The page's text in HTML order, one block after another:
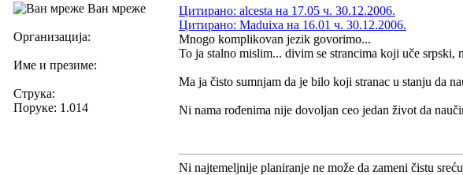
Ван мреже
Организација:
Име и презиме:
Струка:
Поруке: 1.014
Цитирано: alcesta на 17.05 ч. 30.12.2006.
Цитирано: Maduixa на 16.01 ч. 30.12.2006.
Mnogo komplikovan jezik govorimo...
To ja stalno mislim... divim se strancima koji uče srpski,
Ma ja čisto sumnjam da je bilo koji stranac u stanju da
Ni nama rođenima nije dovoljan ceo jedan život da
Ni najtemeljnije planiranje ne može da zameni čistu